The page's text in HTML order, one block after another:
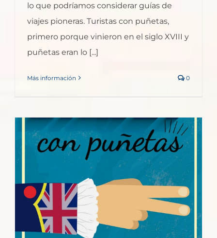
lo que podríamos considerar guías de
viajes pioneras. Turistas con puñetas,
primero porque vinieron en el siglo XVIII y
puñetas eran lo [...]
Más información 0